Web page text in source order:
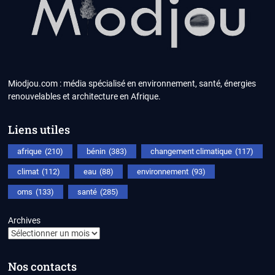
Miodjou.com : média spécialisé en environnement, santé, énergies
renouvelables et architecture en Afrique.
Liens utiles
afrique (210) bénin (383) changement climatique (117)
climat (112) eau (88) environnement (93)
oms (133) santé (285)
Archives
Nos contacts